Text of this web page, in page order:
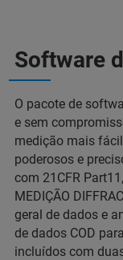
Software
O pacote de
e sem
medição mais
poderosos e
com 21CFR
MEDIÇÃO
geral de dados e
de dados COD
incluídos com